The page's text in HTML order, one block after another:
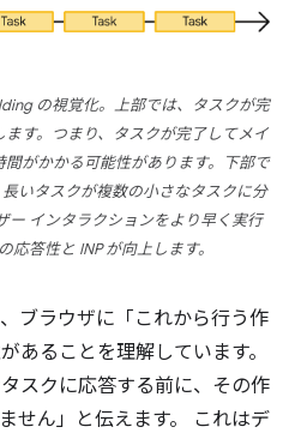
の視覚化。上部では、タスクが完
す。つまり、タスクが完了してメイ
がかかる可能性があります。下部で
いタスクが複数の小さなタスクに分
ー インタラクションをより早く実行
応答性と INP が向上します。
ブラウザに「これから行う作
あることを理解しています。
スクに応答する前に、その作
せん」と伝えます。
これはデ